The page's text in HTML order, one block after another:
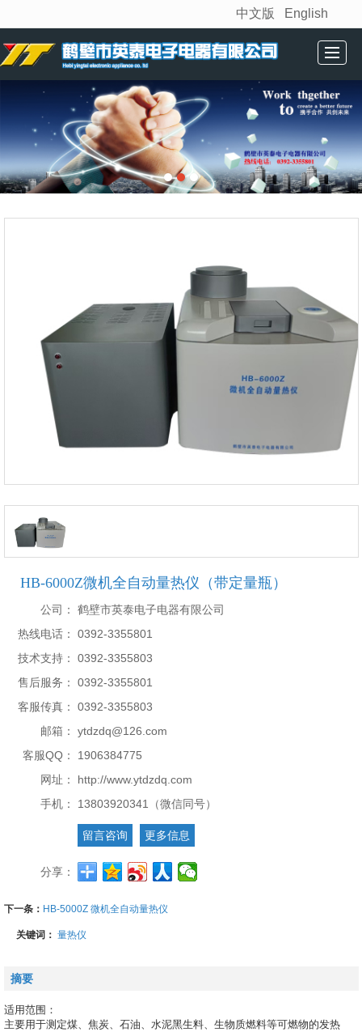
很遗憾，因您的浏览器版本过低导致无法获得最佳浏览体验，推荐下载安装谷歌浏览器！
中文版 English
产品展示 相关资讯 技术中心 联系我们
HB-6000Z微机全自动量热仪（带定量瓶）
公司：
鹤壁市英泰电子电器有限公司
热线电话：
0392-3355801
技术支持：
0392-3355803
售后服务：
0392-3355801
客服传真：
0392-3355803
邮箱：
ytdzdq@126.com
客服QQ：
1906384775
网址：
http://www.ytdzdq.com
手机：
13803920341（微信同号）
留言咨询 更多信息
分享：
下一条： HB-5000Z 微机全自动量热仪
关键词： 量热仪
摘要
适用范围：
主要用于测定煤、焦炭、石油、水泥黑生料、生物质燃料等可燃物的发热